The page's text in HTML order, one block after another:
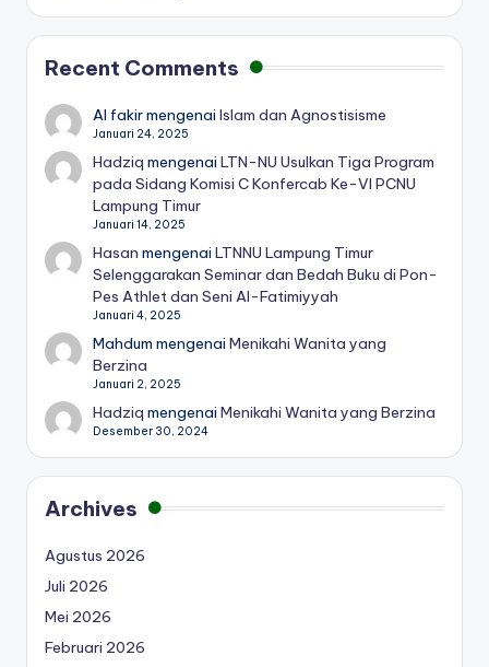
Recent Comments
Al fakirmengenaiIslam dan Agnostisisme
Januari 24, 2025
Hadziq mengenaiLTN-NU Usulkan Tiga Program
pada Sidang Komisi C Konfercab Ke-VI PCNU
Lampung Timur
Januari 14, 2025
Hasan mengenaiLTNNU Lampung Timur
Selenggarakan Seminar dan Bedah Buku di Pon-
Pes Athlet dan Seni Al-Fatimiyyah
Januari 4, 2025
Mahdum mengenaiMenikahi Wanita yang
Berzina
Januari 2, 2025
Hadziq mengenaiMenikahi Wanita yang Berzina
Desember 30, 2024
Archives
Agustus 2026
Juli 2026
Mei 2026
Februari 2026